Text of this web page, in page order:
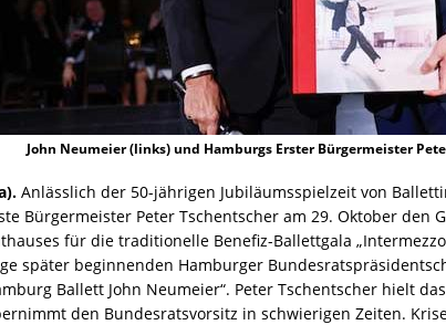
John Neumeier (links) und Hamburgs Erster Bürgermeister
Anlässlich der 50-jährigen Jubiläumsspielzeit von
Bürgermeister Peter Tschentscher am 29. Oktober den
für die traditionelle Benefiz-Ballettgala
später beginnenden Hamburger
Ballett John Neumeier“. Peter Tschentscher hielt
den Bundesratsvorsitz in schwierigen Zeiten.